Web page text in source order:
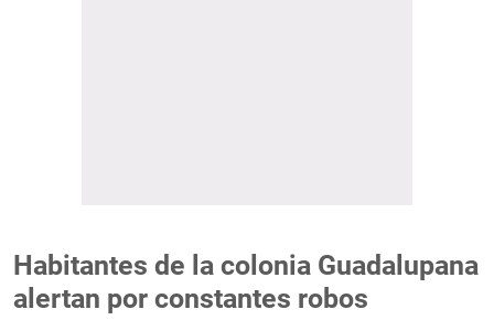
Habitantes de la colonia Guadalupana
alertan por constantes robos